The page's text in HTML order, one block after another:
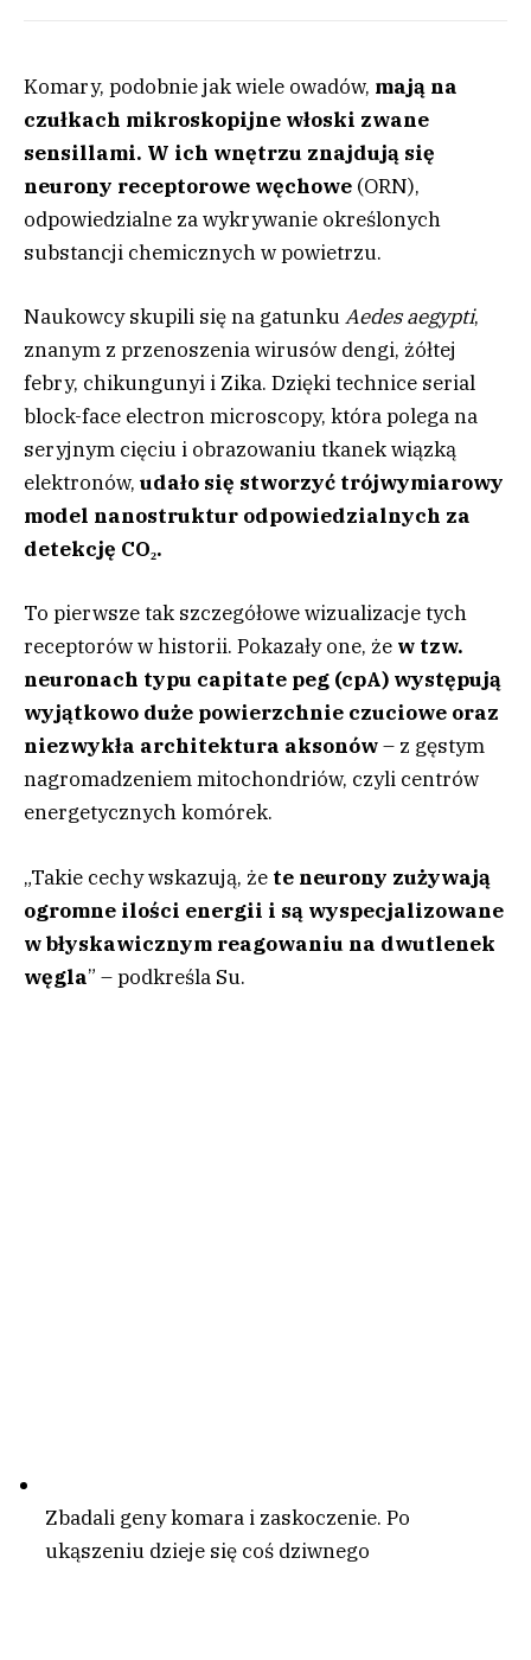
Komary, podobnie jak wiele owadów, mają na
czułkach mikroskopijne włoski zwane
sensillami. W ich wnętrzu znajdują się
neurony receptorowe węchowe (ORN),
odpowiedzialne za wykrywanie określonych
substancji chemicznych w powietrzu.
Naukowcy skupili się na gatunkuAedes aegypti,
znanym z przenoszenia wirusów dengi, żółtej
febry, chikungunyi i Zika. Dzięki technice serial
block-face electron microscopy, która polega na
seryjnym cięciu i obrazowaniu tkanek wiązką
elektronów, udało się stworzyć trójwymiarowy
model nanostruktur odpowiedzialnych za
detekcję CO₂.
To pierwsze tak szczegółowe wizualizacje tych
receptorów w historii. Pokazały one, że w tzw.
neuronach typu capitate peg (cpA) występują
wyjątkowo duże powierzchnie czuciowe oraz
niezwykła architektura aksonów– z gęstym
nagromadzeniem mitochondriów, czyli centrów
energetycznych komórek.
„Takie cechy wskazują, że te neurony zużywają
ogromne ilości energii i są wyspecjalizowane
w błyskawicznym reagowaniu na dwutlenek
węgla” – podkreśla Su.
Zbadali geny komara i zaskoczenie. Po
ukąszeniu dzieje się coś dziwnego